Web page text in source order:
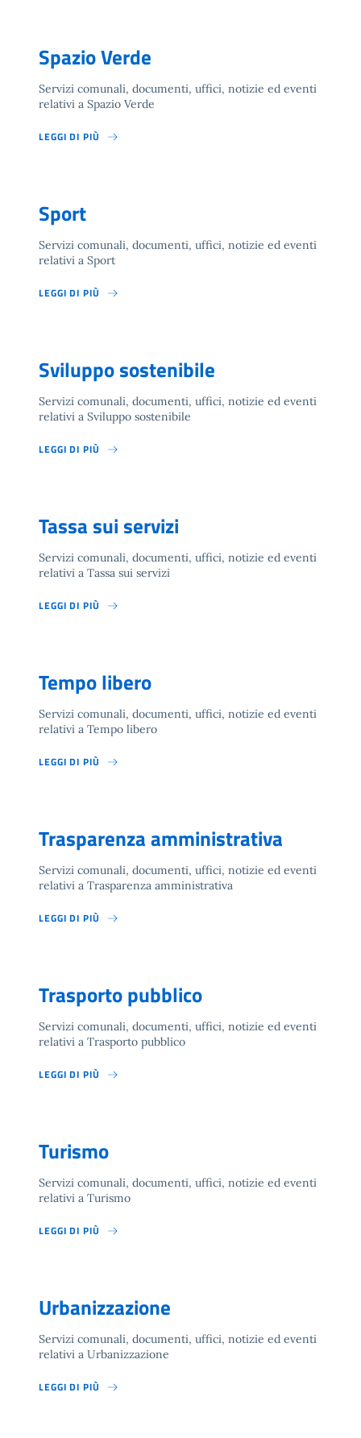
Spazio Verde
Servizi comunali, documenti, uffici, notizie ed eventi
relativi a Spazio Verde
LEGGI DI PIÙ
Sport
Servizi comunali, documenti, uffici, notizie ed eventi
relativi a Sport
LEGGI DI PIÙ
Sviluppo sostenibile
Servizi comunali, documenti, uffici, notizie ed eventi
relativi a Sviluppo sostenibile
LEGGI DI PIÙ
Tassa sui servizi
Servizi comunali, documenti, uffici, notizie ed eventi
relativi a Tassa sui servizi
LEGGI DI PIÙ
Tempo libero
Servizi comunali, documenti, uffici, notizie ed eventi
relativi a Tempo libero
LEGGI DI PIÙ
Trasparenza amministrativa
Servizi comunali, documenti, uffici, notizie ed eventi
relativi a Trasparenza amministrativa
LEGGI DI PIÙ
Trasporto pubblico
Servizi comunali, documenti, uffici, notizie ed eventi
relativi a Trasporto pubblico
LEGGI DI PIÙ
Turismo
Servizi comunali, documenti, uffici, notizie ed eventi
relativi a Turismo
LEGGI DI PIÙ
Urbanizzazione
Servizi comunali, documenti, uffici, notizie ed eventi
relativi a Urbanizzazione
LEGGI DI PIÙ